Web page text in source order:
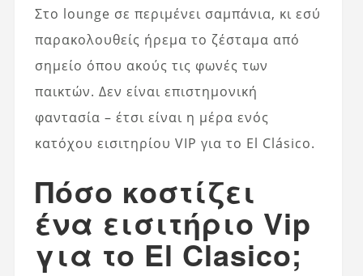
Στο lounge σε περιμένει σαμπάνια, κι εσύ
παρακολουθείς ήρεμα το ζέσταμα από
σημείο όπου ακούς τις φωνές των
παικτών. Δεν είναι επιστημονική
φαντασία – έτσι είναι η μέρα ενός
κατόχου εισιτηρίου VIP για το El Clásico.
Πόσο κοστίζει
ένα εισιτήριο Vip
για το El Clasico;